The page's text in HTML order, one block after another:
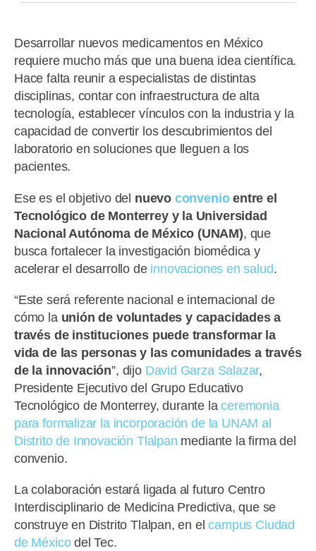
Desarrollar nuevos medicamentos en México
requiere mucho más que una buena idea científica.
Hace falta reunir a especialistas de distintas
disciplinas, contar con infraestructura de alta
tecnología, establecer vínculos con la industria y la
capacidad de convertir los descubrimientos del
laboratorio en soluciones que lleguen a los
pacientes.
Ese es el objetivo del nuevo convenioentre el
Tecnológico de Monterrey y la Universidad
Nacional Autónoma de México (UNAM), que
busca fortalecer la investigación biomédica y
acelerar el desarrollo de innovaciones en salud.
“Este será referente nacional e internacional de
cómo la unión de voluntades y capacidades a
través de instituciones puede transformar la
vida de las personas y las comunidades a través
de la innovación”, dijo David Garza Salazar,
Presidente Ejecutivo del Grupo Educativo
Tecnológico de Monterrey, durante laceremonia
para formalizar la incorporación de la UNAM al
Distrito de Innovación Tlalpan mediante la firma del
convenio.
La colaboración estará ligada al futuro Centro
Interdisciplinario de Medicina Predictiva, que se
construye en Distrito Tlalpan, en elcampus Ciudad
de Méxicodel Tec.